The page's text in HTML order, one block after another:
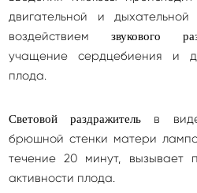
двигательной и
воздействием звукового
учащение сердцебиения и
плода.
Световой раздражитель в
брюшной стенки матери
течение 20 минут, вызывает
активности плода.